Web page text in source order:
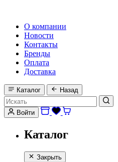
О компании
Новости
Контакты
Бренды
Оплата
Доставка
Каталог Назад
Войти
Каталог
Закрыть